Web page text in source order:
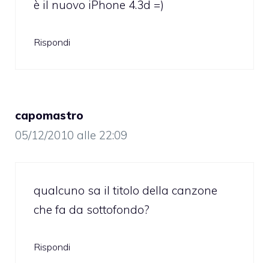
è il nuovo iPhone 4.3d =)
Rispondi
capomastro
05/12/2010 alle 22:09
qualcuno sa il titolo della canzone
che fa da sottofondo?
Rispondi